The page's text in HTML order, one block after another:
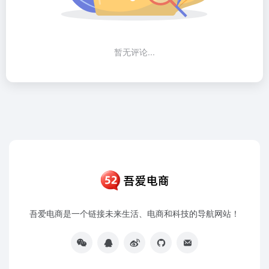
暂无评论...
吾爱电商是一个链接未来生活、电商和科技的导航网站！